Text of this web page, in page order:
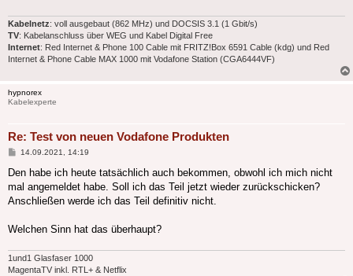
Kabelnetz: voll ausgebaut (862 MHz) und DOCSIS 3.1 (1 Gbit/s)
TV: Kabelanschluss über WEG und Kabel Digital Free
Internet: Red Internet & Phone 100 Cable mit FRITZ!Box 6591 Cable (kdg) und Red
Internet & Phone Cable MAX 1000 mit Vodafone Station (CGA6444VF)
hypnorex
Kabelexperte
Re: Test von neuen Vodafone Produkten
Beitrag
14.09.2021, 14:19
Den habe ich heute tatsächlich auch bekommen, obwohl ich mich nicht
mal angemeldet habe. Soll ich das Teil jetzt wieder zurückschicken?
Anschließen werde ich das Teil definitiv nicht.
Welchen Sinn hat das überhaupt?
1und1 Glasfaser 1000
MagentaTV inkl. RTL+ & Netflix